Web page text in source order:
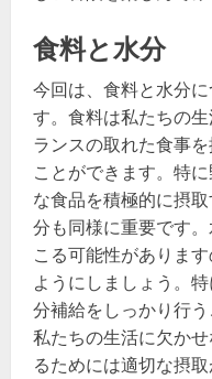
食料と水分
今回は、食料と水分
す。食料は私たちの
ランスの取れた食事
ことができます。特
な食品を積極的に摂
分も同様に重要です
こる可能性がありま
ようにしましょう。
分補給をしっかり行
私たちの生活に欠か
るためには適切な摂